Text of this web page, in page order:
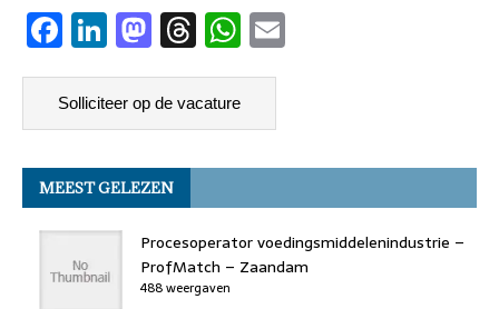
F
a
c
e
b
o
o
k
Li
n
k
e
dI
n
M
a
st
o
d
o
n
T
h
re
a
d
s
W
h
s
A
p
p
MEEST GELEZEN
Procesoperator voedingsmiddelenindustrie –
ProfMatch – Zaandam
488 weergaven